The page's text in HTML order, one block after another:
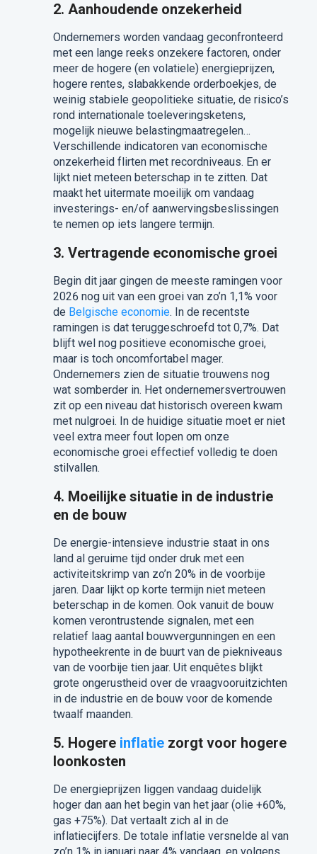
2. Aanhoudende onzekerheid
Ondernemers worden vandaag geconfronteerd
met een lange reeks onzekere factoren, onder
meer de hogere (en volatiele) energieprijzen,
hogere rentes, slabakkende orderboekjes, de
weinig stabiele geopolitieke situatie, de risico’s
rond internationale toeleveringsketens,
mogelijk nieuwe belastingmaatregelen…
Verschillende indicatoren van economische
onzekerheid flirten met recordniveaus. En er
lijkt niet meteen beterschap in te zitten. Dat
maakt het uitermate moeilijk om vandaag
investerings- en/of aanwervingsbeslissingen
te nemen op iets langere termijn.
3. Vertragende economische groei
Begin dit jaar gingen de meeste ramingen voor
2026 nog uit van een groei van zo’n 1,1% voor
de Belgische economie. In de recentste
ramingen is dat teruggeschroefd tot 0,7%. Dat
blijft wel nog positieve economische groei,
maar is toch oncomfortabel mager.
Ondernemers zien de situatie trouwens nog
wat somberder in. Het ondernemersvertrouwen
zit op een niveau dat historisch overeen kwam
met nulgroei. In de huidige situatie moet er niet
veel extra meer fout lopen om onze
economische groei effectief volledig te doen
stilvallen.
4. Moeilijke situatie in de industrie
en de bouw
De energie-intensieve industrie staat in ons
land al geruime tijd onder druk met een
activiteitskrimp van zo’n 20% in de voorbije
jaren. Daar lijkt op korte termijn niet meteen
beterschap in de komen. Ook vanuit de bouw
komen verontrustende signalen, met een
relatief laag aantal bouwvergunningen en een
hypotheekrente in de buurt van de piekniveaus
van de voorbije tien jaar. Uit enquêtes blijkt
grote ongerustheid over de vraagvooruitzichten
in de industrie en de bouw voor de komende
twaalf maanden.
5. Hogere inflatiezorgt voor hogere
loonkosten
De energieprijzen liggen vandaag duidelijk
hoger dan aan het begin van het jaar (olie +60%,
gas +75%). Dat vertaalt zich al in de
inflatiecijfers. De totale inflatie versnelde al van